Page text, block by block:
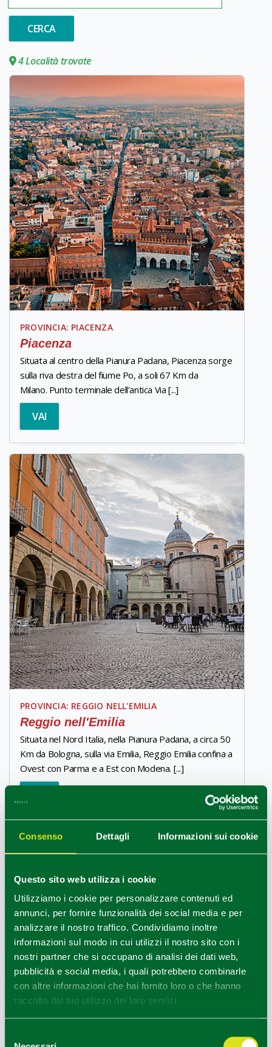
Consenso Dettagli Informazioni sui cookie
Questo sito web utilizza i cookie
Utilizziamo i cookie per personalizzare contenuti ed
annunci, per fornire funzionalità dei social media e per
analizzare il nostro traffico. Condividiamo inoltre
informazioni sul modo in cui utilizzi il nostro sito con i
nostri partner che si occupano di analisi dei dati web,
pubblicità e social media, i quali potrebbero combinarle
con altre informazioni che hai fornito loro o che hanno
raccolto dal tuo utilizzo dei loro servizi.
CERCA
4 Località trovate
PROVINCIA: PIACENZA
Piacenza
Situata al centro della Pianura Padana, Piacenza sorge
sulla riva destra del fiume Po, a soli 67 Km da
Milano. Punto terminale dell’antica Via [...]
VAI
PROVINCIA: REGGIO NELL'EMILIA
Reggio nell'Emilia
Situata nel Nord Italia, nella Pianura Padana, a circa 50
Km da Bologna, sulla via Emilia, Reggio Emilia confina a
Ovest con Parma e a Est con Modena. [...]